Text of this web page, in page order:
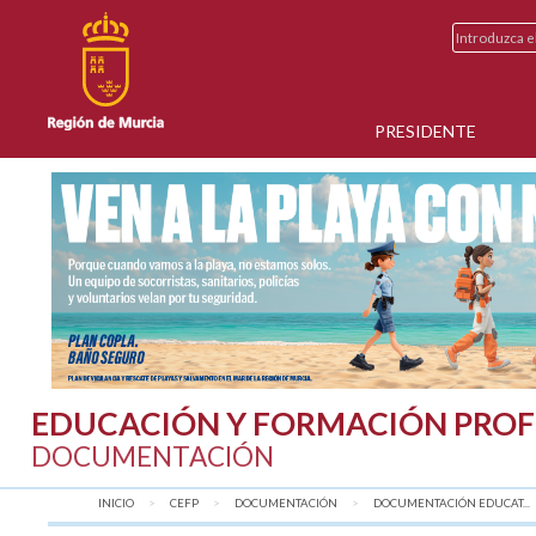
PRESIDENTE
EDUCACIÓN Y FORMACIÓN
DOCUMENTACIÓN
INICIO CEFP DOCUMENTACIÓN DOCUMENTACIÓN EDUCAT...